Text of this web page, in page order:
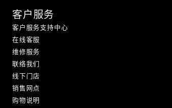
客户服务
客户服务支持中心
在线客服
维修服务
联络我们
线下门店
销售网点
购物说明